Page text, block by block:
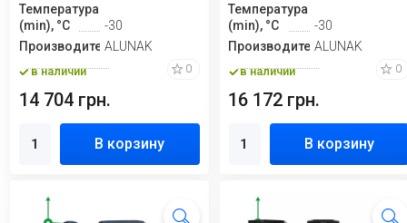
Температура
(min), °C
-30
ПроизводительALUNAK
в наличии 0
14 704 грн.
В корзину
Температура
(min), °C
-30
ПроизводительALUNAK
в наличии 0
16 172 грн.
В корзину